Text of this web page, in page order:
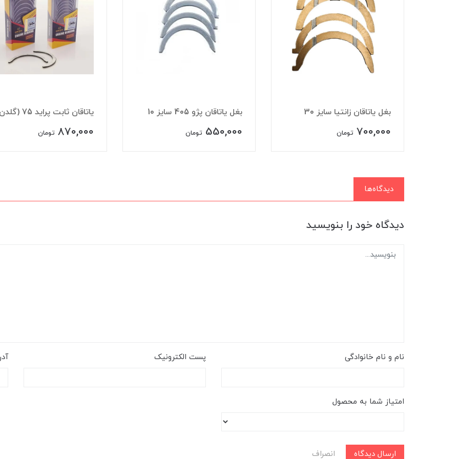
بغل یاتاقان زانتیا سایز 30
700,000 تومان
بغل ياتاقان پژو 405 سایز 10
550,000 تومان
یاتاقان ثابت پراید 75 (گلدن)
870,000 تومان
دیدگاه‌ها
دیدگاه خود را بنویسید
نام و نام خانوادگی پست الکترونیک
امتیاز شما به محصول
ارسال دیدگاه انصراف